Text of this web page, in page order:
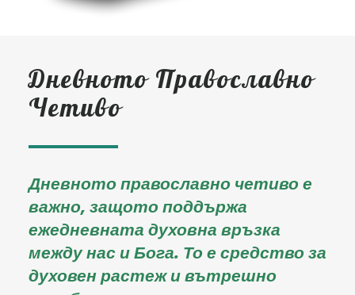
Дневното Православно
Четиво
Дневното православно четиво е
важно, защото поддържа
ежедневната духовна връзка
между нас и Бога. То е средство за
духовен растеж и вътрешно